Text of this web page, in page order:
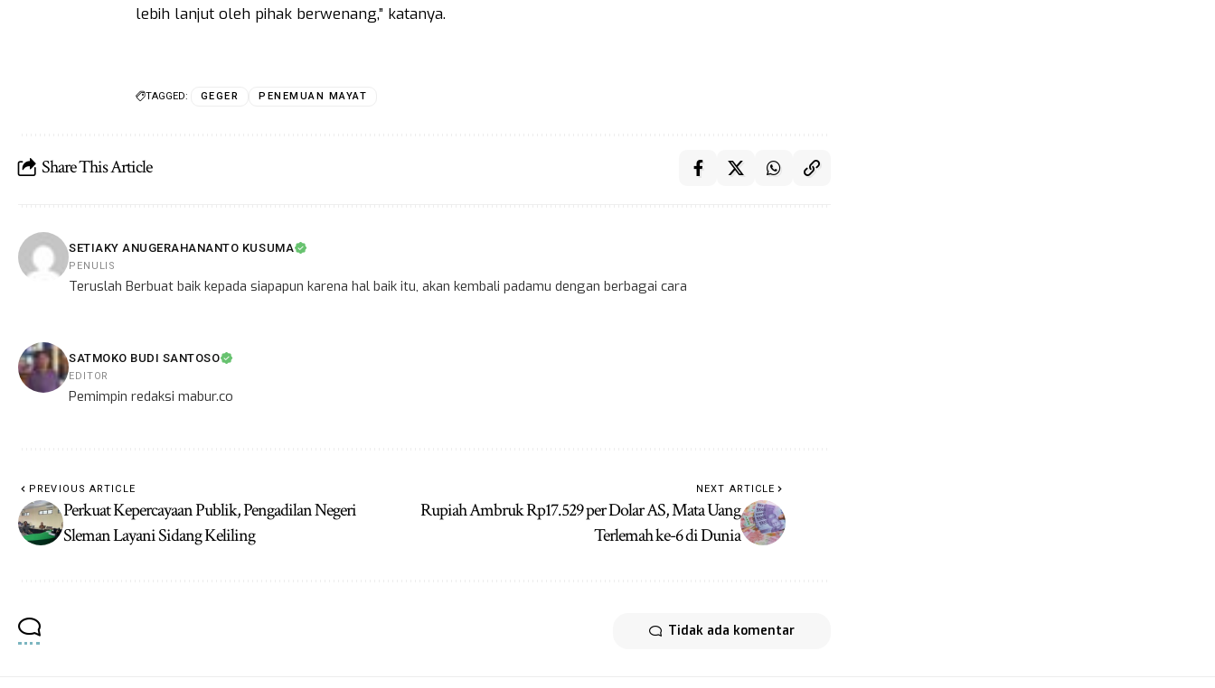
lebih lanjut oleh pihak berwenang,” katanya.
TAGGED: GEGER PENEMUAN MAYAT
Share This Article
SETIAKY ANUGERAHANANTO KUSUMA
PENULIS
Teruslah Berbuat baik kepada siapapun karena hal baik itu, akan kembali padamu dengan berbagai cara
SATMOKO BUDI SANTOSO
EDITOR
Pemimpin redaksi mabur.co
PREVIOUS ARTICLE
Perkuat Kepercayaan Publik, Pengadilan Negeri
Sleman Layani Sidang Keliling
NEXT ARTICLE
Rupiah Ambruk Rp17.529 per Dolar AS, Mata Uang
Terlemah ke-6 di Dunia
Tidak ada komentar